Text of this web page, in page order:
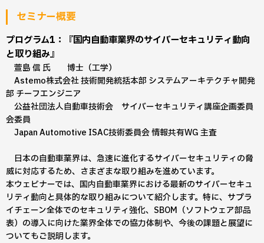
セミナー概要
プログラム1：『国内自動車業界のサイバーセキュリティ動向
と取り組み』
萱島 信 氏 博士（工学）
Astemo株式会社 技術開発統括本部 システムアーキテクチャ開発
部 チーフエンジニア
公益社団法人自動車技術会 サイバーセキュリティ講座企画委員
会委員
Japan Automotive ISAC技術委員会 情報共有WG 主査
日本の自動車業界は、急速に進化するサイバーセキュリティの脅
威に対応するため、さまざまな取り組みを進めています。
本ウェビナーでは、国内自動車業界における最新のサイバーセキュ
リティ動向と具体的な取り組みについて紹介します。特に、サプラ
イチェーン全体でのセキュリティ強化、SBOM（ソフトウェア部品
表）の導入に向けた業界全体での協力体制や、今後の課題と展望に
ついてもご説明します。